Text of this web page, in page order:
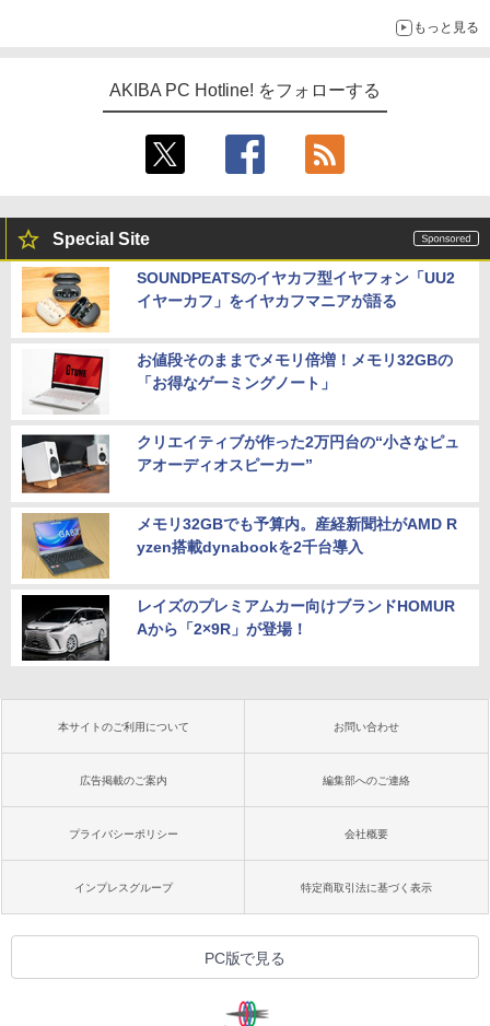
もっと見る
AKIBA PC Hotline! をフォローする
Special Site
SOUNDPEATSのイヤカフ型イヤフォン「UU2
イヤーカフ」をイヤカフマニアが語る
お値段そのままでメモリ倍増！メモリ32GBの
「お得なゲーミングノート」
クリエイティブが作った2万円台の“小さなピュ
アオーディオスピーカー”
メモリ32GBでも予算内。産経新聞社がAMD R
yzen搭載dynabookを2千台導入
レイズのプレミアムカー向けブランドHOMUR
Aから「2×9R」が登場！
本サイトのご利用について お問い合わせ
広告掲載のご案内 編集部へのご連絡
プライバシーポリシー 会社概要
インプレスグループ 特定商取引法に基づく表示
PC版で見る